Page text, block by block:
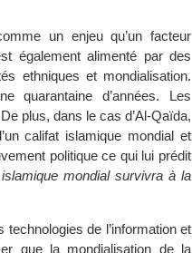
un enjeu qu’un facteur
également alimenté par des
ethniques et mondialisation.
quarantaine d’années. Les
plus, dans le cas d’Al-Qaïda,
califat islamique mondial et
politique ce qui lui prédit
mondial survivra à la
de l’information et
que la mondialisation de la